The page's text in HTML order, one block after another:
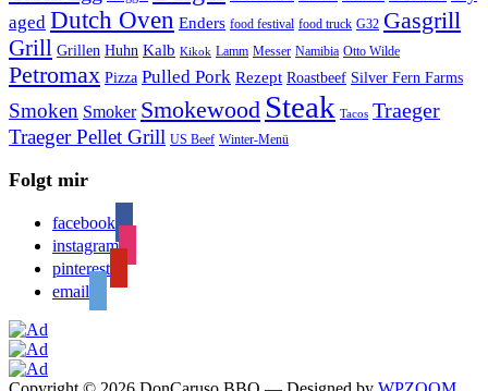
aged Dutch Oven Enders food festival food truck G32 Gasgrill
Grill Grillen Huhn Kalb Kikok Lamm Messer Namibia Otto Wilde
Petromax Pizza Pulled Pork Rezept Roastbeef Silver Fern Farms
Smoken Smoker Smokewood Steak Tacos Traeger
Traeger Pellet Grill US Beef Winter-Menü
Folgt mir
facebook
instagram
pinterest
email